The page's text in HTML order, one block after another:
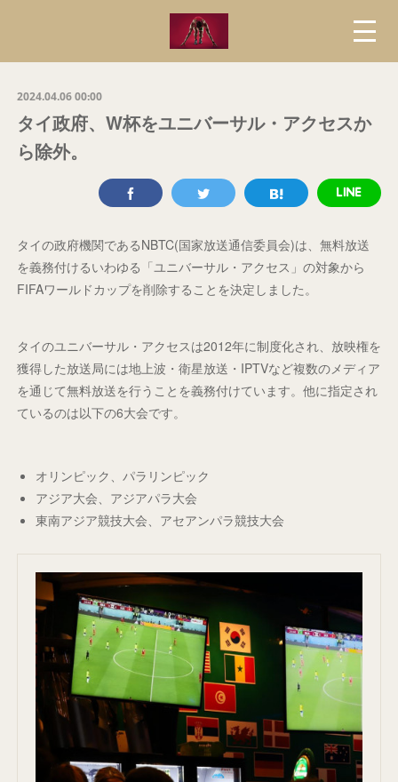
2024.04.06 00:00
タイ政府、W杯をユニバーサル・アクセスか
ら除外。
タイの政府機関であるNBTC(国家放送通信委員会)は、無料放送
を義務付けるいわゆる「ユニバーサル・アクセス」の対象から
FIFAワールドカップを削除することを決定しました。
タイのユニバーサル・アクセスは2012年に制度化され、放映権を
獲得した放送局には地上波・衛星放送・IPTVなど複数のメディア
を通じて無料放送を行うことを義務付けています。他に指定され
ているのは以下の6大会です。
オリンピック、パラリンピック
アジア大会、アジアパラ大会
東南アジア競技大会、アセアンパラ競技大会